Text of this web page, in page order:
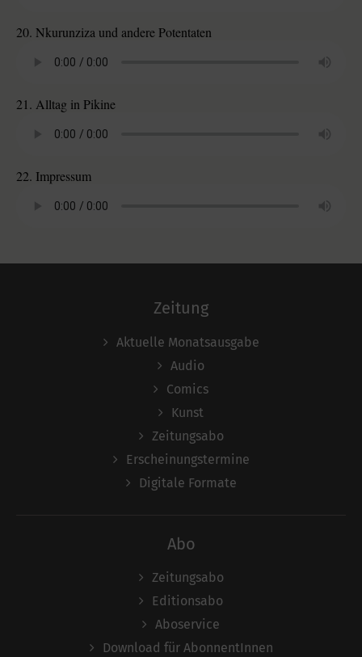
20. Nkurunziza und andere Potentaten
21. Alltag in Pikine
22. Impressum
Zeitung
Aktuelle Monatsausgabe
Audio
Comics
Kunst
Zeitungsabo
Erscheinungstermine
Digitale Formate
Abo
Zeitungsabo
Editionsabo
Aboservice
Download für AbonnentInnen